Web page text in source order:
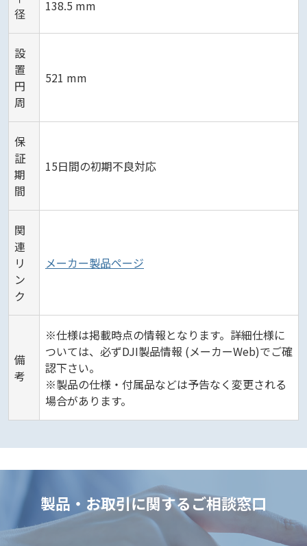
径
138.5 mm
設
置
円
周
521 mm
保
証
期
間
15日間の初期不良対応
関
連
リ
ン
ク
メーカー製品ページ
備
考
※仕様は掲載時点の情報となります。詳細仕様に
ついては、必ずDJI製品情報 (メーカーWeb)でご確
認下さい。
※製品の仕様・付属品などは予告なく変更される
場合があります。
製品・お取引に関するご相談窓口